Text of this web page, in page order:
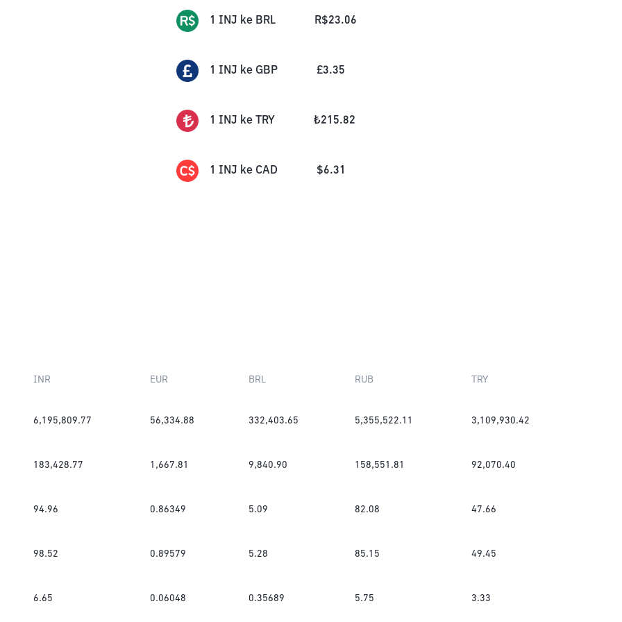
1 INJ ke BRL R$23.06
1 INJ ke GBP £3.35
1 INJ ke TRY ₺215.82
1 INJ ke CAD $6.31
INR EUR BRL RUB TRY
6,195,809.77 56,334.88 332,403.65 5,355,522.11 3,109,930.42
183,428.77 1,667.81 9,840.90 158,551.81 92,070.40
94.96 0.86349 5.09 82.08 47.66
98.52 0.89579 5.28 85.15 49.45
6.65 0.06048 0.35689 5.75 3.33